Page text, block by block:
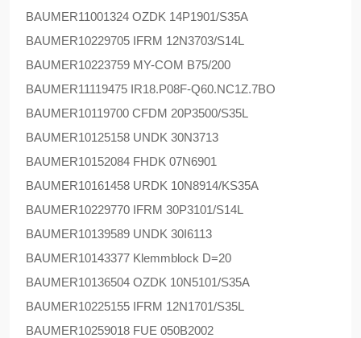
BAUMER11001324 OZDK 14P1901/S35A
BAUMER10229705 IFRM 12N3703/S14L
BAUMER10223759 MY-COM B75/200
BAUMER11119475 IR18.P08F-Q60.NC1Z.7BO
BAUMER10119700 CFDM 20P3500/S35L
BAUMER10125158 UNDK 30N3713
BAUMER10152084 FHDK 07N6901
BAUMER10161458 URDK 10N8914/KS35A
BAUMER10229770 IFRM 30P3101/S14L
BAUMER10139589 UNDK 30I6113
BAUMER10143377 Klemmblock D=20
BAUMER10136504 OZDK 10N5101/S35A
BAUMER10225155 IFRM 12N1701/S35L
BAUMER10259018 FUE 050B2002